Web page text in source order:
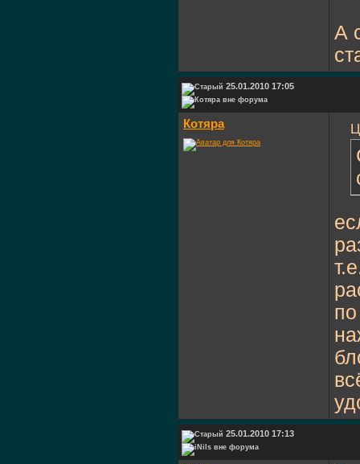
А
25.01.2010 17:05
Котяра
25.01.2010 17:13